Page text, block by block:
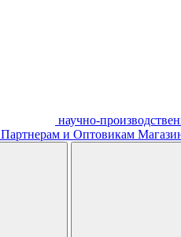
научно-
Партнерам и Оптовикам